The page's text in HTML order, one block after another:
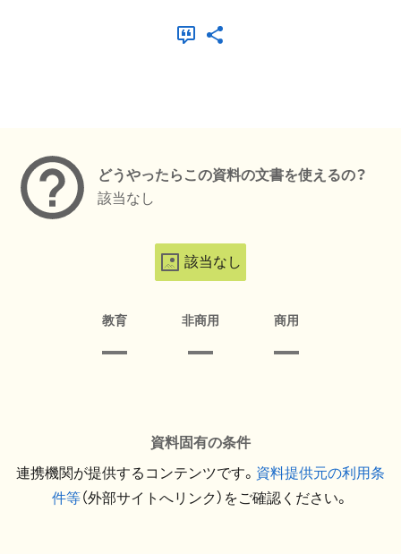
どうやったらこの資料の文書を使えるの？
該当なし
該当なし
教育 非商用 商用
資料固有の条件
連携機関が提供するコンテンツです。 資料提供元の利用条
件等（外部サイトへリンク）をご確認ください。